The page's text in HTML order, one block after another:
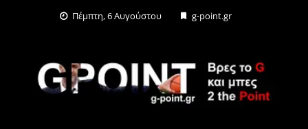
Πέμπτη, 6 Αυγούστου g-point.gr
G-POINT.GR